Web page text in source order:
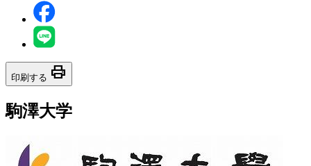
印刷する print
駒澤大学